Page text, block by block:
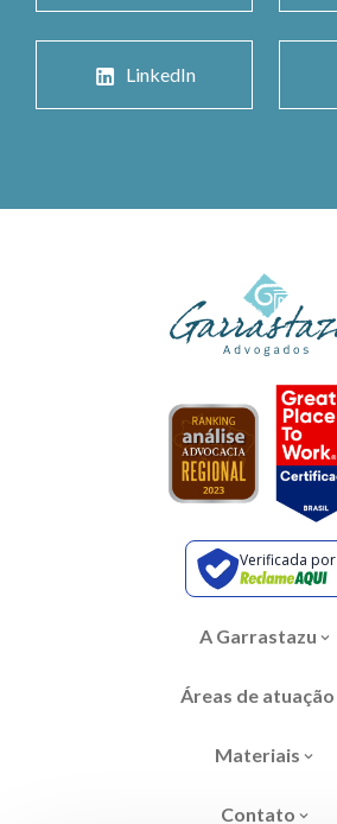
LinkedIn
Verificada por
A Garrastazu
Áreas de atuação
Materiais
Contato